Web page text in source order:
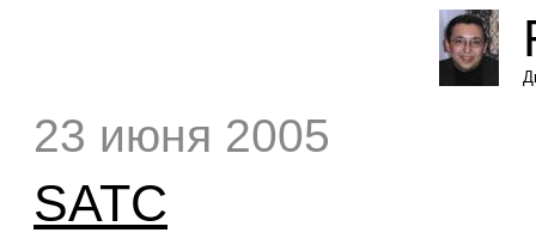
23 июня 2005
SATC